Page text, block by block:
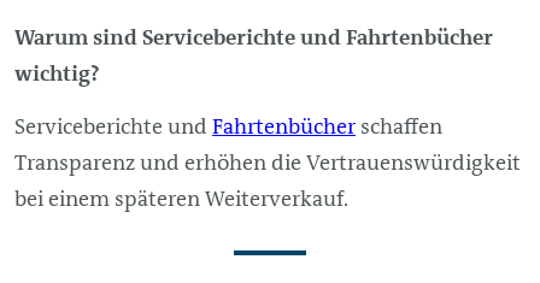
Warum sind Serviceberichte und Fahrtenbücher
wichtig?
Serviceberichte und Fahrtenbücher schaffen
Transparenz und erhöhen die Vertrauenswürdigkeit
bei einem späteren Weiterverkauf.